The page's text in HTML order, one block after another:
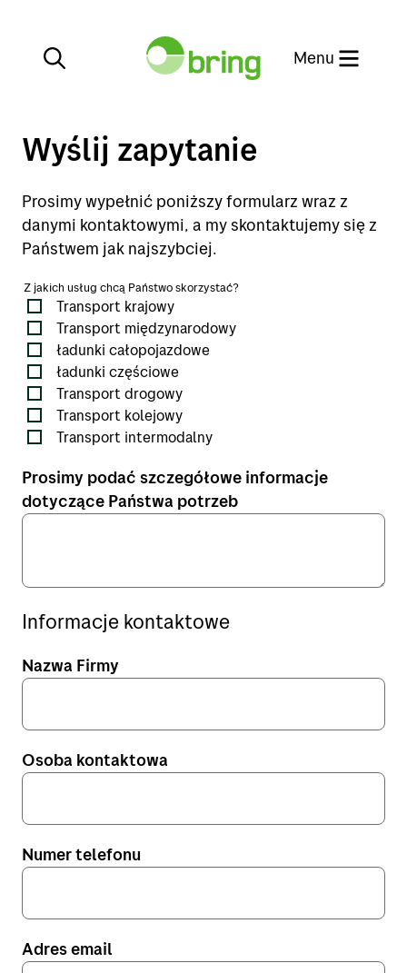
Zamknij
Menu
Usługi
Transport drogowy
Transport kolejowy
Transport intermodalny
Kierunki
Obsługa klienta
Obsługa klienta
Adresy
Praca w Bring
My profile
My Bring profile
Wyślij zapytanie
Prosimy wypełnić poniższy formularz wraz z
danymi kontaktowymi, a my skontaktujemy się z
Państwem jak najszybciej.
Z jakich usług chcą Państwo skorzystać?
Transport krajowy
Transport międzynarodowy
ładunki całopojazdowe
ładunki częściowe
Transport drogowy
Transport kolejowy
Transport intermodalny
Prosimy podać szczegółowe informacje
dotyczące Państwa potrzeb
Informacje kontaktowe
Nazwa Firmy
Osoba kontaktowa
Numer telefonu
Adres email